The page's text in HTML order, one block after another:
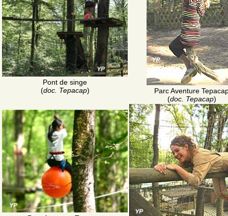
Pont de singe
(doc. Tepacap)
Parc Aventure
(doc. Tepacap)